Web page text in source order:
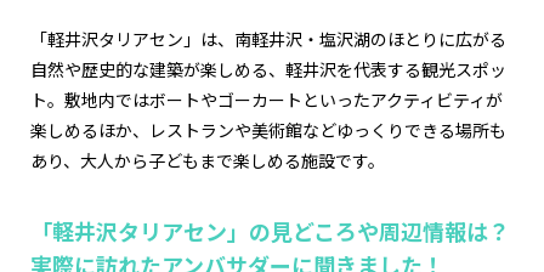
「軽井沢タリアセン」は、南軽井沢・塩沢湖のほとりに広がる
自然や歴史的な建築が楽しめる、軽井沢を代表する観光スポッ
ト。敷地内ではボートやゴーカートといったアクティビティが
楽しめるほか、レストランや美術館などゆっくりできる場所も
あり、大人から子どもまで楽しめる施設です。
「軽井沢タリアセン」の見どころや周辺情報は？
実際に訪れたアンバサダーに聞きました！